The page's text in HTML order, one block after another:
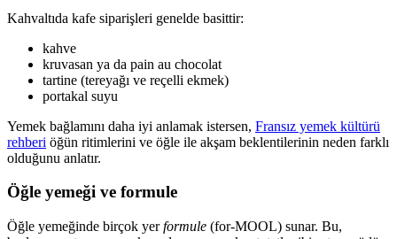
Kahvaltıda kafe siparişleri genelde basittir:
kahve
kruvasan ya da pain au chocolat
tartine (tereyağı ve reçelli ekmek)
portakal suyu
Yemek bağlamını daha iyi anlamak istersen, Fransız yemek kültürü
rehberi öğün ritimlerini ve öğle ile akşam beklentilerinin neden farklı
olduğunu anlatır.
Öğle yemeği ve formule
Öğle yemeğinde birçok yerformule (for-MOOL) sunar. Bu,